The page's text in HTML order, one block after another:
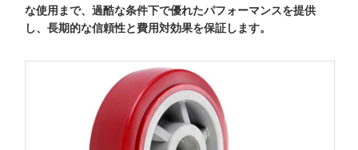
な使用まで、過酷な条件下で優れたパフォーマンスを提供
し、長期的な信頼性と費用対効果を保証します。